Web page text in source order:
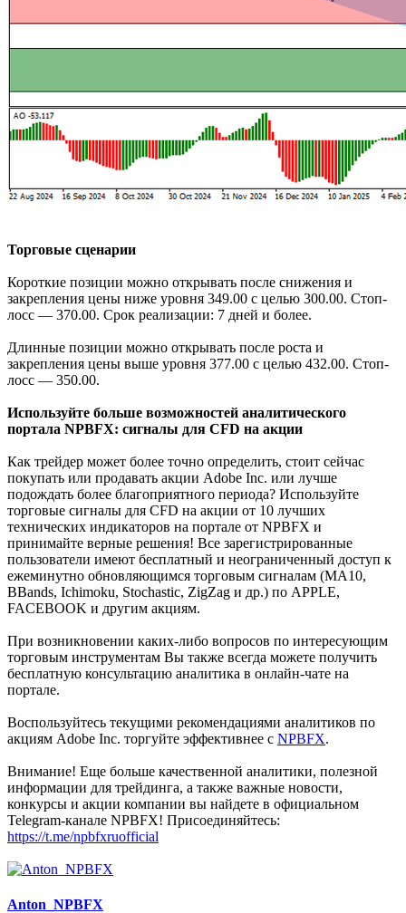
Торговые сценарии
Короткие позиции можно открывать после снижения и
закрепления цены ниже уровня 349.00 с целью 300.00. Стоп-
лосс — 370.00. Срок реализации: 7 дней и более.
Длинные позиции можно открывать после роста и
закрепления цены выше уровня 377.00 с целью 432.00. Стоп-
лосс — 350.00.
Используйте больше возможностей аналитического
портала NPBFX: сигналы для CFD на акции
Как трейдер может более точно определить, стоит сейчас
покупать или продавать акции Adobe Inc. или лучше
подождать более благоприятного периода? Используйте
торговые сигналы для CFD на акции от 10 лучших
технических индикаторов на портале от NPBFX и
принимайте верные решения! Все зарегистрированные
пользователи имеют бесплатный и неограниченный доступ к
ежеминутно обновляющимся торговым сигналам (MA10,
BBands, Ichimoku, Stochastic, ZigZag и др.) по APPLE,
FACEBOOK и другим акциям.
При возникновении каких-либо вопросов по интересующим
торговым инструментам Вы также всегда можете получить
бесплатную консультацию аналитика в онлайн-чате на
портале.
Воспользуйтесь текущими рекомендациями аналитиков по
акциям Adobe Inc. торгуйте эффективнее с NPBFX.
Внимание! Еще больше качественной аналитики, полезной
информации для трейдинга, а также важные новости,
конкурсы и акции компании вы найдете в официальном
Telegram-канале NPBFX! Присоединяйтесь:
https://t.me/npbfxruofficial
Anton_NPBFX